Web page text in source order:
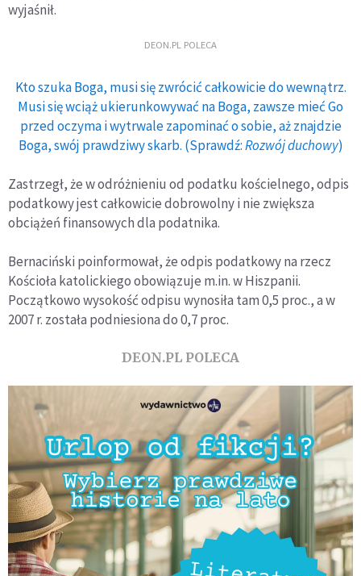
wyjaśnił.
DEON.PL POLECA
Kto szuka Boga, musi się zwrócić całkowicie do wewnątrz.
Musi się wciąż ukierunkowywać na Boga, zawsze mieć Go
przed oczyma i wytrwale zapominać o sobie, aż znajdzie
Boga, swój prawdziwy skarb. (Sprawdź:Rozwój duchowy)
Zastrzegł, że w odróżnieniu od podatku kościelnego, odpis
podatkowy jest całkowicie dobrowolny i nie zwiększa
obciążeń finansowych dla podatnika.
Bernaciński poinformował, że odpis podatkowy na rzecz
Kościoła katolickiego obowiązuje m.in. w Hiszpanii.
Początkowo wysokość odpisu wynosiła tam 0,5 proc., a w
2007 r. została podniesiona do 0,7 proc.
DEON.PL POLECA